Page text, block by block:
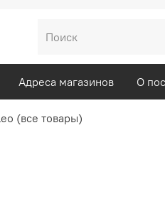
Адреса магазинов О
(все товары)